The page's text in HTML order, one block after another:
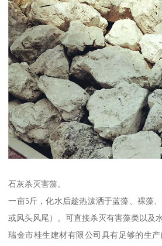
石灰杀灭害藻。
一亩5斤，化水后趁热泼洒于蓝藻、裸藻
或风头风尾）。可直接杀灭有害藻类以及
瑞金市桂生建材有限公司具有足够的生